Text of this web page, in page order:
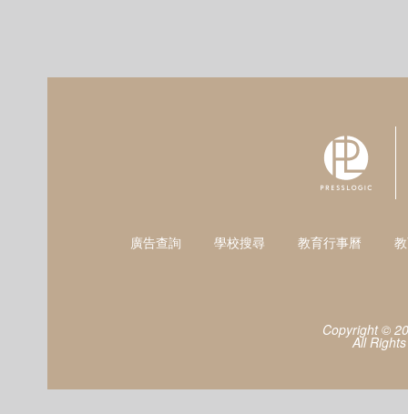
廣告查詢 學校搜尋 教育行事曆
Copyright ©
All